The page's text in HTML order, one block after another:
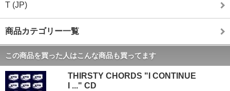
T (JP)
商品カテゴリー一覧
この商品を買った人はこんな商品も買ってます
THIRSTY CHORDS "I CONTINUE
I ..." CD